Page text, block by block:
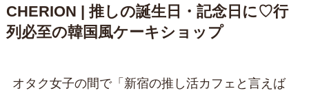
CHERION | 推しの誕生日・記念日に♡行
列必至の韓国風ケーキショップ
オタク女子の間で「新宿の推し活カフェと言えば